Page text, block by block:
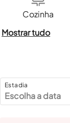
Cozinha
Mostrar tudo
Estadia
Escolha a data